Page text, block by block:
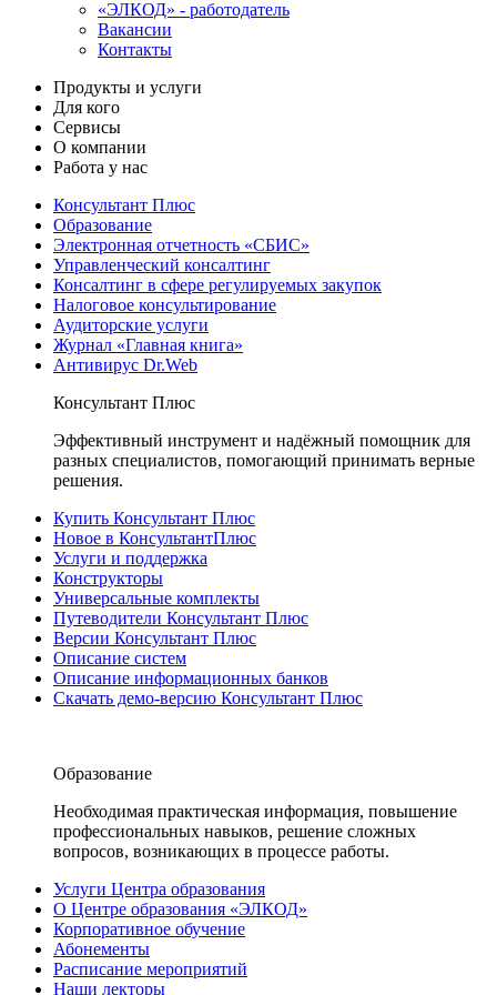
«ЭЛКОД» - работодатель
Вакансии
Контакты
Продукты и услуги
Для кого
Сервисы
О компании
Работа у нас
Консультант Плюс
Образование
Электронная отчетность «СБИС»
Управленческий консалтинг
Консалтинг в сфере регулируемых закупок
Налоговое консультирование
Аудиторские услуги
Журнал «Главная книга»
Антивирус Dr.Web
Консультант Плюс
Эффективный инструмент и надёжный помощник для
разных специалистов, помогающий принимать верные
решения.
Купить Консультант Плюс
Новое в КонсультантПлюс
Услуги и поддержка
Конструкторы
Универсальные комплекты
Путеводители Консультант Плюс
Версии Консультант Плюс
Описание систем
Описание информационных банков
Скачать демо-версию Консультант Плюс
Образование
Необходимая практическая информация, повышение
профессиональных навыков, решение сложных
вопросов, возникающих в процессе работы.
Услуги Центра образования
О Центре образования «ЭЛКОД»
Корпоративное обучение
Абонементы
Расписание мероприятий
Наши лекторы